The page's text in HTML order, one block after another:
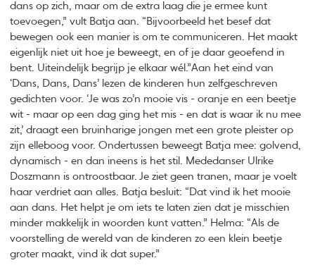
dans op zich, maar om de extra laag die je ermee kunt
toevoegen,” vult Batja aan. “Bijvoorbeeld het besef dat
bewegen ook een manier is om te communiceren. Het maakt
eigenlijk niet uit hoe je beweegt, en of je daar geoefend in
bent. Uiteindelijk begrijp je elkaar wél.”Aan het eind van
‘Dans, Dans, Dans’ lezen de kinderen hun zelfgeschreven
gedichten voor. ‘Je was zo’n mooie vis - oranje en een beetje
wit - maar op een dag ging het mis - en dat is waar ik nu mee
zit,’ draagt een bruinharige jongen met een grote pleister op
zijn elleboog voor. Ondertussen beweegt Batja mee: golvend,
dynamisch - en dan ineens is het stil. Mededanser Ulrike
Doszmann is ontroostbaar. Je ziet geen tranen, maar je voelt
haar verdriet aan alles. Batja besluit: “Dat vind ik het mooie
aan dans. Het helpt je om iets te laten zien dat je misschien
minder makkelijk in woorden kunt vatten.” Helma: “Als de
voorstelling de wereld van de kinderen zo een klein beetje
groter maakt, vind ik dat super.”